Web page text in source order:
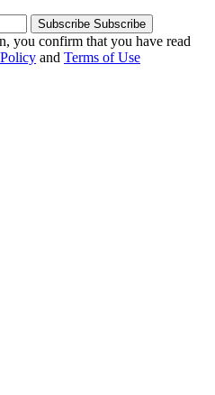
Subscribe Subscribe
you confirm that you have read
and Terms of Use